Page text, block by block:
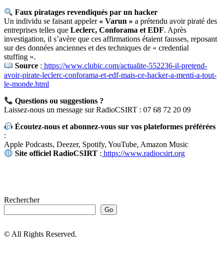
Faux piratages revendiqués par un hacker
Un individu se faisant appeler « Varun » a prétendu avoir piraté des
entreprises telles que Leclerc, Conforama et EDF. Après
investigation, il s’avère que ces affirmations étaient fausses, reposant
sur des données anciennes et des techniques de « credential
stuffing ».
Source : https://www.clubic.com/actualite-552236-il-pretend-
avoir-pirate-leclerc-conforama-et-edf-mais-ce-hacker-a-menti-a-tout-
le-monde.html
Questions ou suggestions ?
Laissez-nous un message sur RadioCSIRT : 07 68 72 20 09
Écoutez-nous et abonnez-vous sur vos plateformes préférées
:
Apple Podcasts, Deezer, Spotify, YouTube, Amazon Music
Site officiel RadioCSIRT : https://www.radiocsirt.org
Rechercher
Go
© All Rights Reserved.